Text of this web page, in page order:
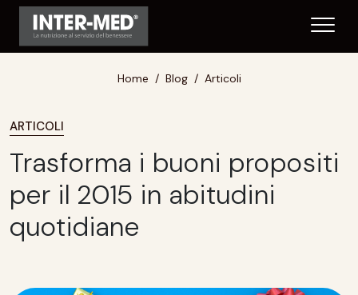
Home Blog Articoli
ARTICOLI
Trasforma i buoni propositi
per il 2015 in abitudini
quotidiane